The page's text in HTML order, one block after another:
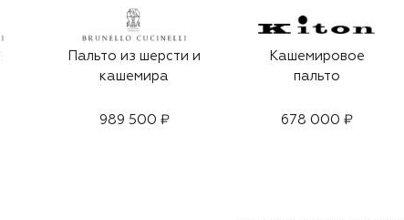
Пальто из шерсти и
кашемира
989 500 ₽
Кашемировое
пальто
678 000 ₽